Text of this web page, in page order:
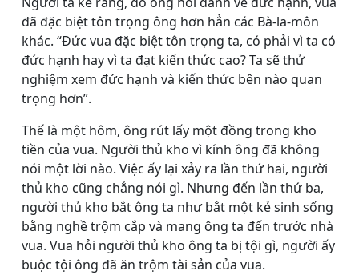
đã đặc biệt tôn trọng ông hơn hẳn các Bà-la-môn
khác. “Ðức vua đặc biệt tôn trọng ta, có phải vì ta có
đức hạnh hay vì ta đạt kiến thức cao? Ta sẽ thử
nghiệm xem đức hạnh và kiến thức bên nào quan
trọng hơn”.
Thế là một hôm, ông rút lấy một đồng trong kho
tiền của vua. Người thủ kho vì kính ông đã không
nói một lời nào. Việc ấy lại xảy ra lần thứ hai, người
thủ kho cũng chẳng nói gì. Nhưng đến lần thứ ba,
người thủ kho bắt ông ta như bắt một kẻ sinh sống
bằng nghề trộm cắp và mang ông ta đến trước nhà
vua. Vua hỏi người thủ kho ông ta bị tội gì, người ấy
buộc tội ông đã ăn trộm tài sản của vua.